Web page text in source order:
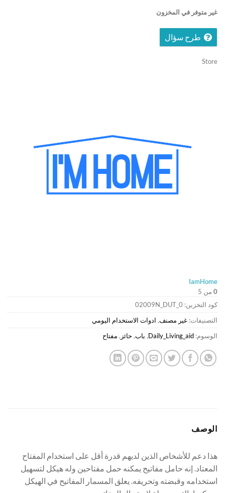
المشترين
غير متوفر في المخزون
طرح سؤال
Store
IamHome
0 من 5
كود التخزين: 02009N_DUT_0
التصنيفات: غير مصنف, ادوات الاستخدام اليومي
الوسوم: Daily_Living_aid
, باب, حائز , مفتاح
الوصف
هذا دعم للأشخاص الذين لديهم قدرة أقل على استخدام المفتاح
المعتاد. إنه حامل مفاتيح يمكنه حمل مفتاحين وله هيكل لتسهيل
استخدامه وقبضته وتحريفه. يعلق المسمار المفاتيح في الهيكل